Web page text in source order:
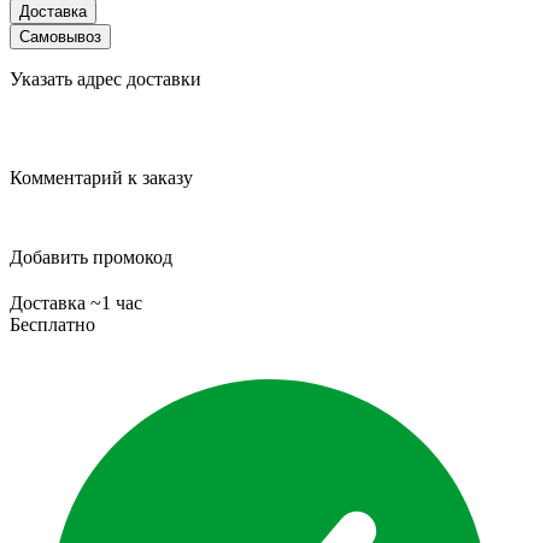
Доставка
Самовывоз
Указать адрес доставки
Комментарий к заказу
Добавить промокод
Доставка ~1 час
Бесплатно